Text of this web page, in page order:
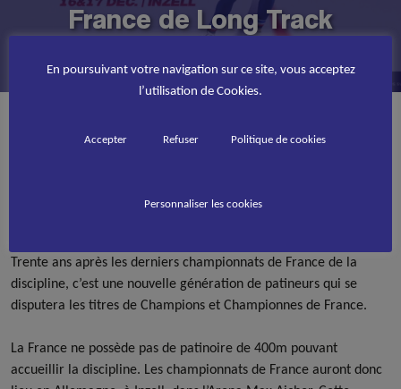
France de Long Track
PUBLIÉ LE8 NOVEMBRE 2023
Roller course
La Fédération Française de Roller et Skateboard
Aicher Arena d’Inzell en Allemagne, les Championnats de France
Trente ans après les derniers championnats de France de la
discipline, c’est une nouvelle génération de patineurs qui se
disputera les titres de Champions et Championnes de France.
La France ne possède pas de patinoire de 400m pouvant
accueillir la discipline. Les championnats de France auront donc
En poursuivant votre navigation sur ce site, vous acceptez
l’utilisation de Cookies.
Accepter Refuser Politique de cookies
Personnaliser les cookies